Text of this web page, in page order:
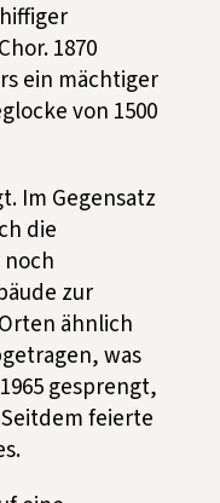
1870
ein mächtiger
von 1500
Im Gegensatz
die
zur
ähnlich
was
gesprengt,
feierte